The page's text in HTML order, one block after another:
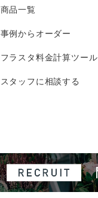
商品一覧
事例からオーダー
フラスタ料金計算ツール
スタッフに相談する